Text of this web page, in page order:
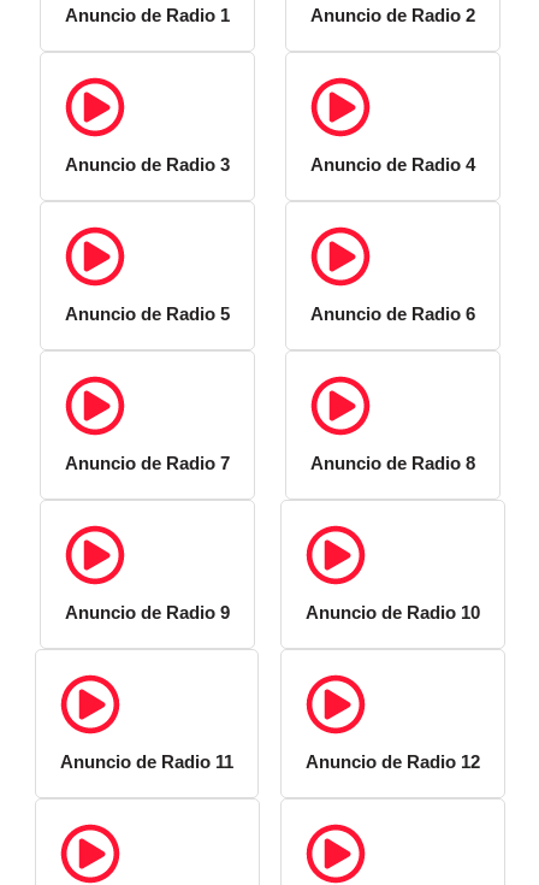
Anuncio de Radio 1 Anuncio de Radio 2
Anuncio de Radio 3 Anuncio de Radio 4
Anuncio de Radio 5 Anuncio de Radio 6
Anuncio de Radio 7 Anuncio de Radio 8
Anuncio de Radio 9 Anuncio de Radio 10
Anuncio de Radio 11 Anuncio de Radio 12